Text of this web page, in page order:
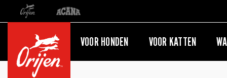
Orijen Acana
VOOR HONDEN VOOR KATTEN